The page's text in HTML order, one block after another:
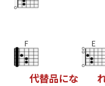
F
代替品にな
E